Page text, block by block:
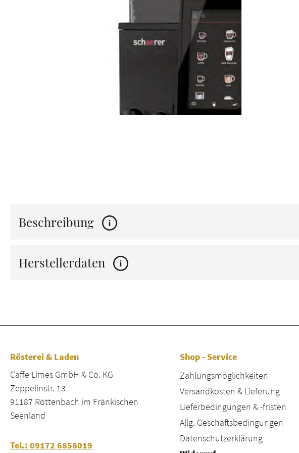
Beschreibung
Herstellerdaten
Rösterei & Laden
Caffe Limes GmbH & Co. KG
Zeppelinstr. 13
91187 Röttenbach im Fränkischen
Seenland
Tel.: 09172 6858019
Shop - Service
Zahlungsmöglichkeiten
Versandkosten & Lieferung
Lieferbedingungen & -fristen
Allg. Geschäftsbedingungen
Datenschutzerklärung